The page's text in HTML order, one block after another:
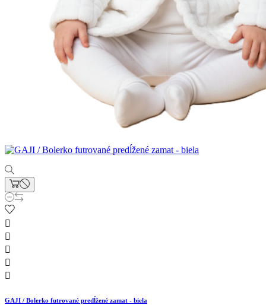





GAJI / Bolerko futrované predĺžené zamat - biela